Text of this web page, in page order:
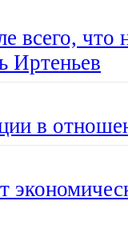
всего, что
Иртеньев
в